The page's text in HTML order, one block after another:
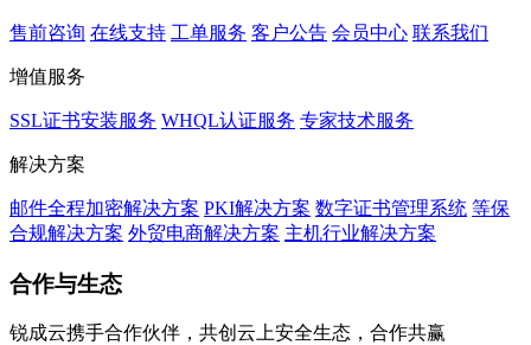
售前咨询 在线支持 工单服务 客户公告 会员中心 联系我们
增值服务
SSL证书安装服务 WHQL认证服务 专家技术服务
解决方案
邮件全程加密解决方案 PKI解决方案 数字证书管理系统 等保
合规解决方案 外贸电商解决方案 主机行业解决方案
合作与生态
锐成云携手合作伙伴，共创云上安全生态，合作共赢